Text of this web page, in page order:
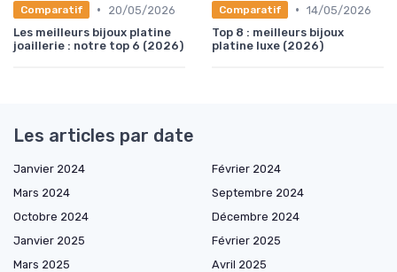
Comparatif •
20/05/2026
Les meilleurs bijoux platine
joaillerie : notre top 6 (2026)
Comparatif • 14/05/2026
Top 8 : meilleurs bijoux
platine luxe (2026)
Les articles par date
Janvier 2024
Février 2024
Mars 2024
Septembre 2024
Octobre 2024
Décembre 2024
Janvier 2025
Février 2025
Mars 2025
Avril 2025